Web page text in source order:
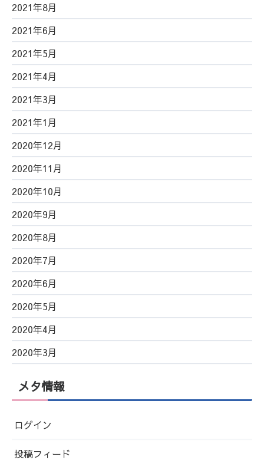
2021年8月
2021年6月
2021年5月
2021年4月
2021年3月
2021年1月
2020年12月
2020年11月
2020年10月
2020年9月
2020年8月
2020年7月
2020年6月
2020年5月
2020年4月
2020年3月
メタ情報
ログイン
投稿フィード